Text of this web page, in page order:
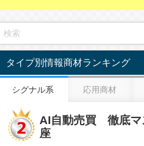
タイプ別情報商材ランキング
シグナル系 応用商材
AI自動売買 徹底マ
座